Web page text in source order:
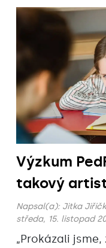
Výzkum
takový
Napsal(a): Jitka
středa, 15. listopad
„Prokázali